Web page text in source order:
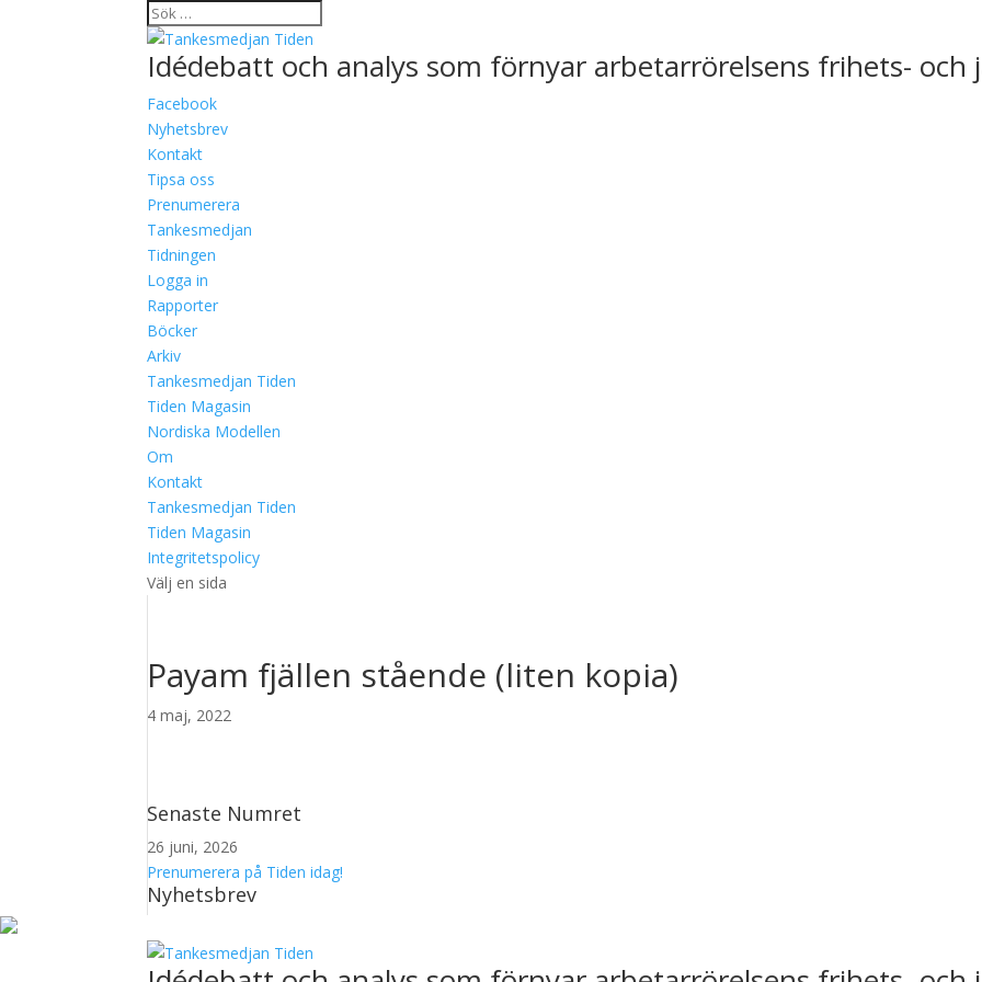
Idédebatt och analys som förnyar arbetarrörelsens frihets- och
Facebook
Nyhetsbrev
Kontakt
Tipsa oss
Prenumerera
Tankesmedjan
Tidningen
Logga in
Rapporter
Böcker
Arkiv
Tankesmedjan Tiden
Tiden Magasin
Nordiska Modellen
Om
Kontakt
Tankesmedjan Tiden
Tiden Magasin
Integritetspolicy
Välj en sida
Payam fjällen stående (liten kopia)
4 maj, 2022
Senaste Numret
26 juni, 2026
Prenumerera på Tiden idag!
Nyhetsbrev